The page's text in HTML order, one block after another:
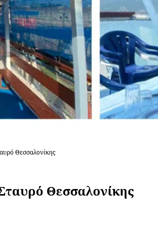
Θεσσαλονίκης
Θεσσαλονίκης